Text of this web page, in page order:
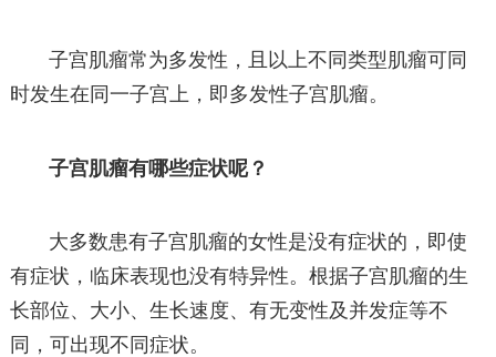
子宫肌瘤常为多发性，且以上不同类型肌瘤可同
时发生在同一子宫上，即多发性子宫肌瘤。
子宫肌瘤有哪些症状呢？
大多数患有子宫肌瘤的女性是没有症状的，即使
有症状，临床表现也没有特异性。根据子宫肌瘤的生
长部位、大小、生长速度、有无变性及并发症等不
同，可出现不同症状。